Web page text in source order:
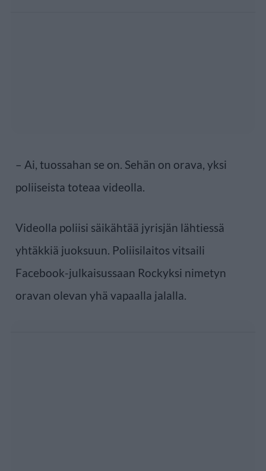
– Ai, tuossahan se on. Sehän on orava, yksi
poliiseista toteaa videolla.
Videolla poliisi säikähtää jyrisjän lähtiessä
yhtäkkiä juoksuun. Poliisilaitos vitsaili
Facebook-julkaisussaan Rockyksi nimetyn
oravan olevan yhä vapaalla jalalla.